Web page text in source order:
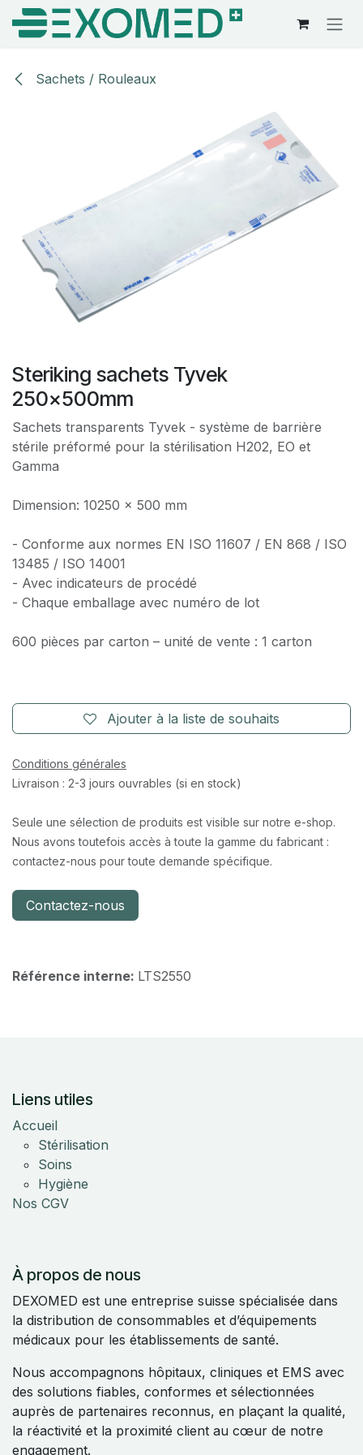
Se rendre au contenu
Sachets / Rouleaux
Steriking sachets Tyvek
250x500mm
Sachets transparents Tyvek - système de barrière
stérile préformé pour la stérilisation H202, EO et
Gamma
Dimension: 10250 x 500 mm
- Conforme aux normes EN ISO 11607 / EN 868 / ISO
13485 / ISO 14001
- Avec indicateurs de procédé
- Chaque emballage avec numéro de lot
600 pièces par carton – unité de vente : 1 carton
Ajouter à la liste de souhaits
Conditions générales
Livraison : 2-3 jours ouvrables (si en stock)
Seule une sélection de produits est visible sur notre e-shop.
Nous avons toutefois accès à toute la gamme du fabricant :
contactez-nous pour toute demande spécifique.
Contactez-nous
Référence interne: LTS2550
Liens utiles
Accueil
Stérilisation
Soins
Hygiène
Nos CGV
À propos de nous
DEXOMED est une entreprise suisse spécialisée dans
la distribution de consommables et d’équipements
médicaux pour les établissements de santé.
Nous accompagnons hôpitaux, cliniques et EMS avec
des solutions fiables, conformes et sélectionnées
auprès de partenaires reconnus, en plaçant la qualité,
la réactivité et la proximité client au cœur de notre
engagement.